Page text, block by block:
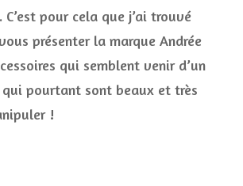
pour cela que j’ai trouvé
présenter la marque Andrée
qui semblent venir d’un
pourtant sont beaux et très
!